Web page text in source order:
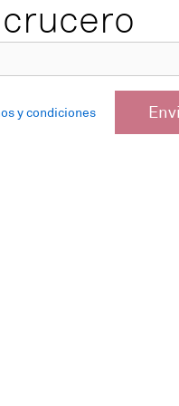
y condiciones